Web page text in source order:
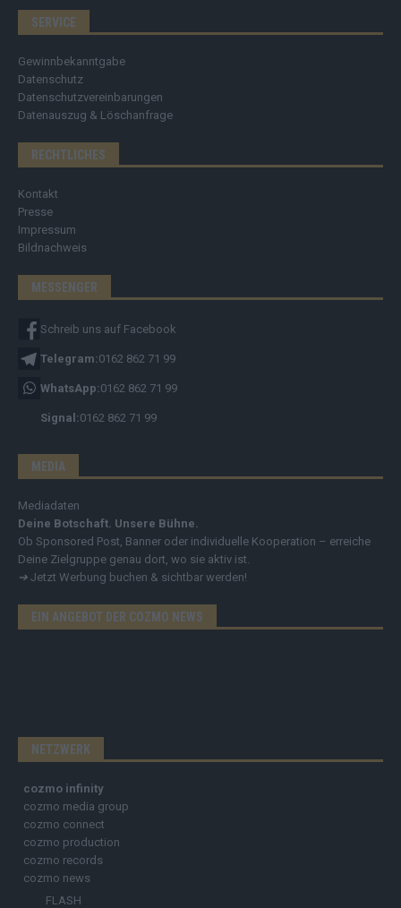
SERVICE
Gewinnbekanntgabe
Datenschutz
Datenschutzvereinbarungen
Datenauszug & Löschanfrage
RECHTLICHES
Kontakt
Presse
Impressum
Bildnachweis
MESSENGER
Schreib uns auf Facebook
Telegram:0162 862 71 99
WhatsApp:0162 862 71 99
Signal:0162 862 71 99
MEDIA
Mediadaten
Deine Botschaft. Unsere Bühne.
Ob Sponsored Post, Banner oder individuelle Kooperation – erreiche
Deine Zielgruppe genau dort, wo sie aktiv ist.
➔ Jetzt Werbung buchen & sichtbar werden!
EIN ANGEBOT DER COZMO NEWS
NETZWERK
cozmo infinity
cozmo media group
cozmo connect
cozmo production
cozmo records
cozmo news
FLASH